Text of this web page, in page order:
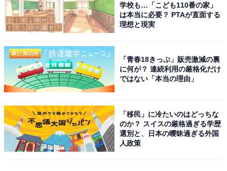
学校も…「こども110番の家」
は本当に必要？ PTAが直面する
理想と現実
「青春18きっぷ」販売激減の裏
に何が？ 連続利用の厳格化だけ
ではない「本当の理由」
「移民」に冷たいのはどっちな
のか？ スイスの厳格過ぎる学歴
選別と、日本の曖昧過ぎる外国
人政策